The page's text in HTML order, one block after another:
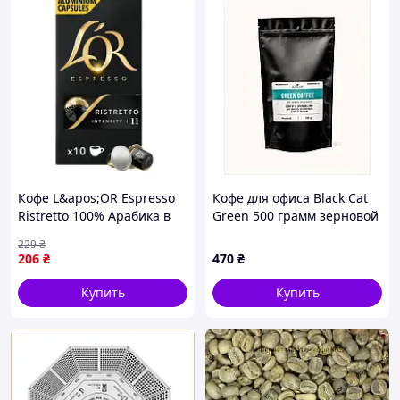
Прямые контракты и большие объемы
закупок позволяют нам предлагать
качество и цену, которые сложно
превзойти.
Кофе L&apos;OR Espresso
Ristretto 100% Арабика в
zabka
206 ₴
229₴
Купить
Кофе для офиса Black Cat
Green 500 грамм зерновой
470 ₴
Купить